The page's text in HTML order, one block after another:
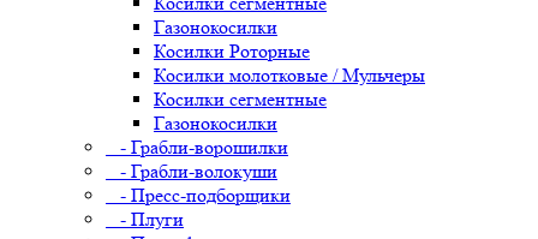
Газонокосилки
Косилки Роторные
Косилки молотковые / Мульчеры
Косилки сегментные
Газонокосилки
- Грабли-ворошилки
- Грабли-волокуши
- Пресс-подборщики
- Плуги